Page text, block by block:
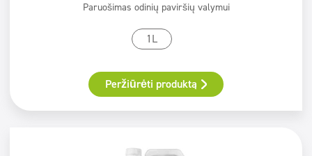
Paruošimas odinių paviršių valymui
1L
Peržiūrėti produktą